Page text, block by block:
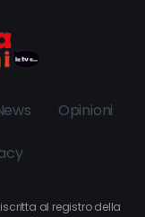
Opinioni
al registro della